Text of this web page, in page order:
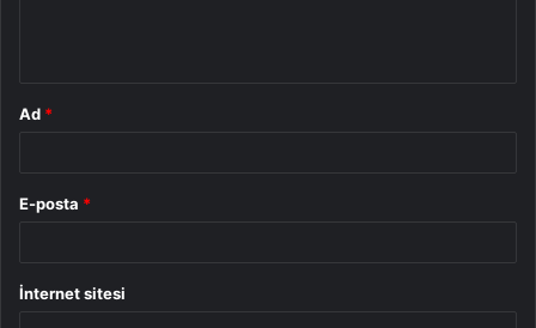
Ad *
E-posta *
İnternet sitesi